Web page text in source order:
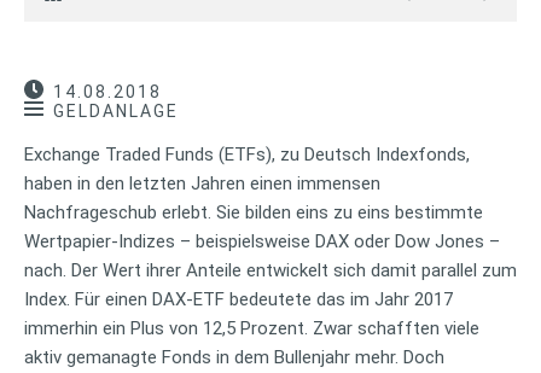
14.08.2018
GELDANLAGE
Exchange Traded Funds (ETFs), zu Deutsch Indexfonds,
haben in den letzten Jahren einen immensen
Nachfrageschub erlebt. Sie bilden eins zu eins bestimmte
Wertpapier-Indizes – beispielsweise DAX oder Dow Jones –
nach. Der Wert ihrer Anteile entwickelt sich damit parallel zum
Index. Für einen DAX-ETF bedeutete das im Jahr 2017
immerhin ein Plus von 12,5 Prozent. Zwar schafften viele
aktiv gemanagte Fonds in dem Bullenjahr mehr. Doch